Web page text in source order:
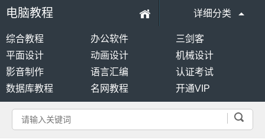
详细分类
电脑教程
综合教程 办公软件
三剑客
平面设计
动画设计
机械设计
影音制作
语言汇编
认证考试
数据库教程
名网教程 开通VIP